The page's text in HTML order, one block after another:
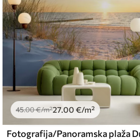
45.00€/m²27.00 €/m²